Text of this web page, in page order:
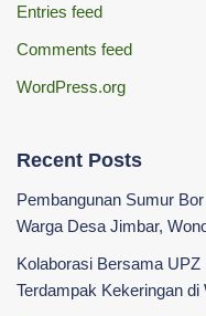
Entries feed
Comments feed
WordPress.org
Recent Posts
Pembangunan Sumur
Warga Desa Jimbar,
Kolaborasi Bersama
Terdampak Kekeringan di